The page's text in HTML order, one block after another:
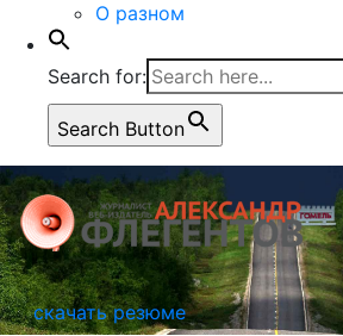
О разном
Search for:
Search Button
скачать резюме